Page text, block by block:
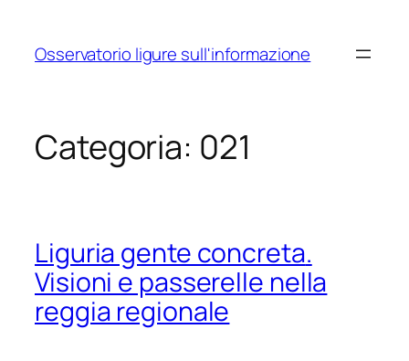
contenuto
Osservatorio ligure sull'informazione
Categoria: 021
Liguria gente concreta.
Visioni e passerelle nella
reggia regionale